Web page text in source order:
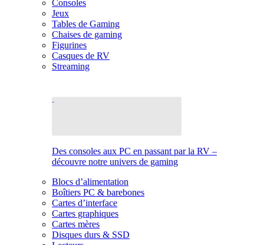
Consoles
Jeux
Tables de Gaming
Chaises de gaming
Figurines
Casques de RV
Streaming
Des consoles aux PC en passant par la RV –
découvre notre univers de gaming
Blocs d’alimentation
Boîtiers PC & barebones
Cartes d’interface
Cartes graphiques
Cartes mères
Disques durs & SSD